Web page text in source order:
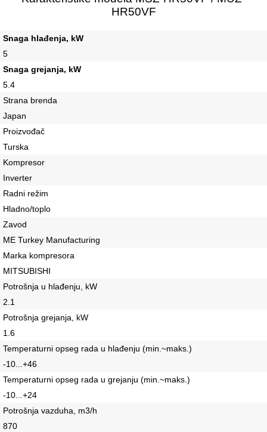
HR50VF
Snaga hlađenja, kW
5
Snaga grejanja, kW
5.4
Strana brenda
Japan
Proizvođač
Turska
Kompresor
Inverter
Radni režim
Hladno/toplo
Zavod
ME Turkey Manufacturing
Marka kompresora
MITSUBISHI
Potrošnja u hlađenju, kW
2.1
Potrošnja grejanja, kW
1.6
Temperaturni opseg rada u hlađenju (min.~maks.)
-10...+46
Temperaturni opseg rada u grejanju (min.~maks.)
-10...+24
Potrošnja vazduha, m3/h
870